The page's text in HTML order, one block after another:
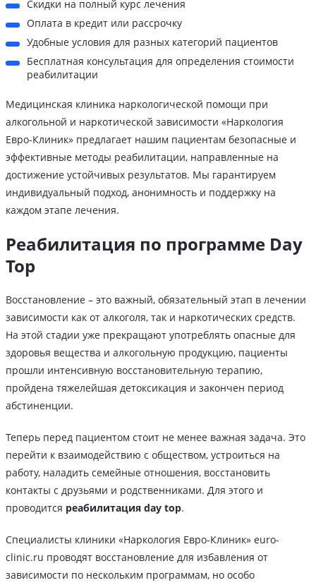
Скидки на полный курс лечения
Оплата в кредит или рассрочку
Удобные условия для разных категорий пациентов
Бесплатная консультация для определения стоимости
реабилитации
Медицинская клиника наркологической помощи при
алкогольной и наркотической зависимости «Наркология
Евро-Клиник» предлагает нашим пациентам безопасные и
эффективные методы реабилитации, направленные на
достижение устойчивых результатов. Мы гарантируем
индивидуальный подход, анонимность и поддержку на
каждом этапе лечения.
Реабилитация по программе Day
Top
Восстановление – это важный, обязательный этап в лечении
зависимости как от алкоголя, так и наркотических средств.
На этой стадии уже прекращают употреблять опасные для
здоровья вещества и алкогольную продукцию, пациенты
прошли интенсивную восстановительную терапию,
пройдена тяжелейшая детоксикация и закончен период
абстиненции.
Теперь перед пациентом стоит не менее важная задача. Это
перейти к взаимодействию с обществом, устроиться на
работу, наладить семейные отношения, восстановить
контакты с друзьями и родственниками. Для этого и
проводится реабилитация day top.
Специалисты клиники «Наркология Евро-Клиник» euro-
clinic.ru проводят восстановление для избавления от
зависимости по нескольким программам, но особо